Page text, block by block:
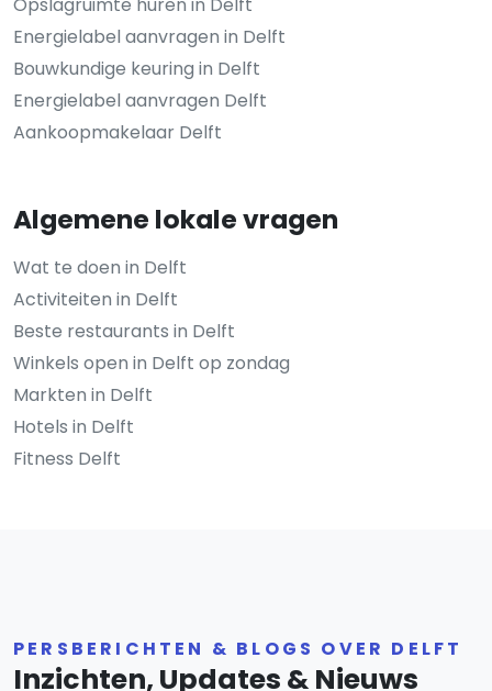
Opslagruimte huren in Delft
Energielabel aanvragen in Delft
Bouwkundige keuring in Delft
Energielabel aanvragen Delft
Aankoopmakelaar Delft
Algemene lokale vragen
Wat te doen in Delft
Activiteiten in Delft
Beste restaurants in Delft
Winkels open in Delft op zondag
Markten in Delft
Hotels in Delft
Fitness Delft
PERSBERICHTEN & BLOGS OVER DELFT
Inzichten, Updates & Nieuws